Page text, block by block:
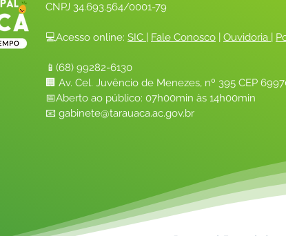
CNPJ 34.693.564/0001-79
💻Acesso online: SIC | Fale Conosco | Ouvidoria |
📱(68) 99282-6130
🏢 Av. Cel. Juvêncio de Menezes, nº 395 CEP
📅Aberto ao público: 07h00min às 14h00min
📧 gabinete@tarauaca.ac.gov.br